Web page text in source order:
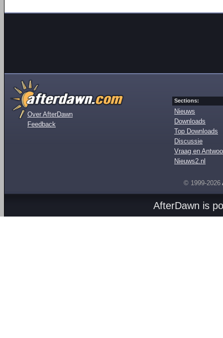
Over AfterDawn
Feedback
Sections:
Nieuws
Downloads
Top Downloads
Discussie
Vraag en
Nieuws2.nl
© 1999-2026
AfterDawn is